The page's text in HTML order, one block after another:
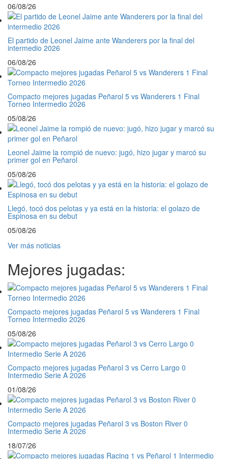
06/08/26
El partido de Leonel Jaime ante Wanderers por la final del
intermedio 2026
06/08/26
Compacto mejores jugadas Peñarol 5 vs Wanderers 1 Final
Torneo Intermedio 2026
05/08/26
Leonel Jaime la rompió de nuevo: jugó, hizo jugar y marcó su
primer gol en Peñarol
05/08/26
Llegó, tocó dos pelotas y ya está en la historia: el golazo de
Espinosa en su debut
05/08/26
Ver más noticias
Mejores jugadas:
Compacto mejores jugadas Peñarol 5 vs Wanderers 1 Final
Torneo Intermedio 2026
05/08/26
Compacto mejores jugadas Peñarol 3 vs Cerro Largo 0
Intermedio Serie A 2026
01/08/26
Compacto mejores jugadas Peñarol 3 vs Boston River 0
Intermedio Serie A 2026
18/07/26